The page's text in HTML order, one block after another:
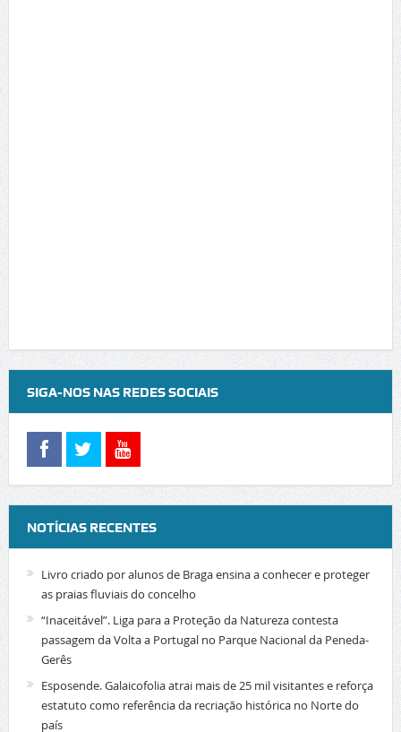
SIGA-NOS NAS REDES SOCIAIS
NOTÍCIAS RECENTES
Livro criado por alunos de Braga ensina a conhecer e proteger
as praias fluviais do concelho
“Inaceitável”. Liga para a Proteção da Natureza contesta
passagem da Volta a Portugal no Parque Nacional da Peneda-
Gerês
Esposende. Galaicofolia atrai mais de 25 mil visitantes e reforça
estatuto como referência da recriação histórica no Norte do
país